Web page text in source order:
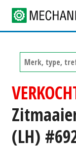
(LH)